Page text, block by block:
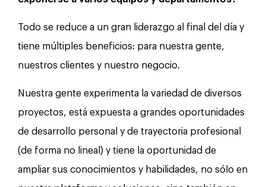
Todo se reduce a un gran liderazgo al final del día y
tiene múltiples beneficios: para nuestra gente,
nuestros clientes y nuestro negocio.
Nuestra gente experimenta la variedad de diversos
proyectos, está expuesta a grandes oportunidades
de desarrollo personal y de trayectoria profesional
(de forma no lineal) y tiene la oportunidad de
ampliar sus conocimientos y habilidades, no sólo en